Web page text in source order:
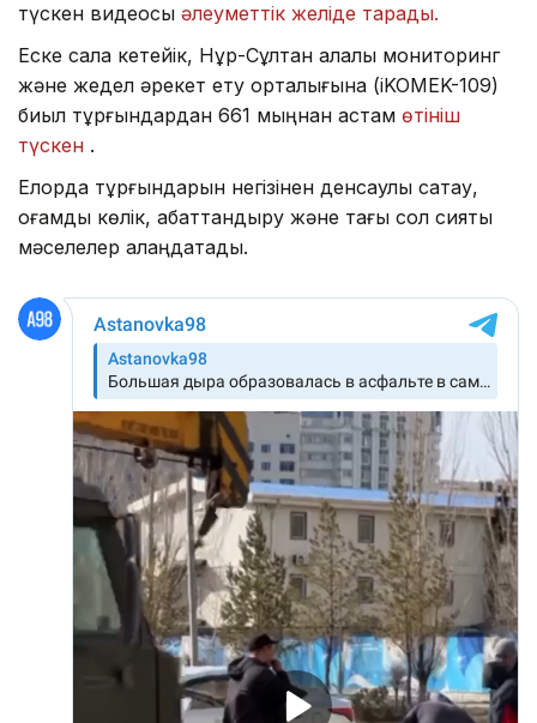
түскен видеосы әлеуметтік желіде тарады.
Еске сала кетейік, Нұр-Сұлтан қалалық мониторинг
және жедел әрекет ету орталығына (iKOMEK-109)
биыл тұрғындардан 661 мыңнан астам өтініш
түскен .
Елорда тұрғындарын негізінен денсаулық сақтау,
қоғамдық көлік, абаттандыру және тағы сол сияқты
мәселелер алаңдатады.